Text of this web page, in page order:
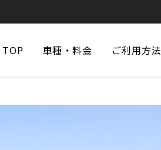
TOP 車種・料金 ご利用方法